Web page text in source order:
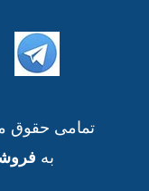
تمامی حقوق
به